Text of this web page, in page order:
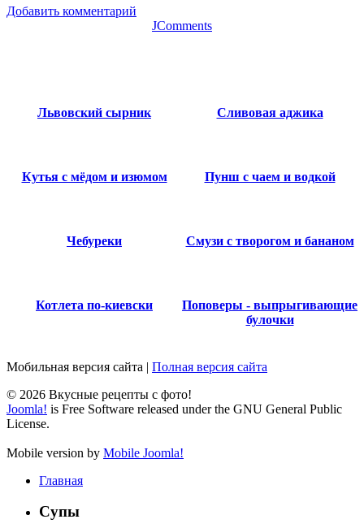
Добавить комментарий
JComments
Львовский сырник Сливовая аджика
Кутья с мёдом и изюмом Пунш с чаем и водкой
Чебуреки Смузи с творогом и бананом
Котлета по-киевски
Поповеры - выпрыгивающие
булочки
Мобильная версия сайта | Полная версия сайта
© 2026 Вкусные рецепты с фото!
Joomla! is Free Software released under the GNU General Public
License.
Mobile version by Mobile Joomla!
Главная
Супы